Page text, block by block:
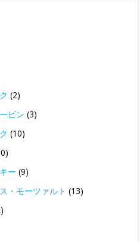
(2)
ビン (3)
(10)
ー (9)
・モーツァルト (13)